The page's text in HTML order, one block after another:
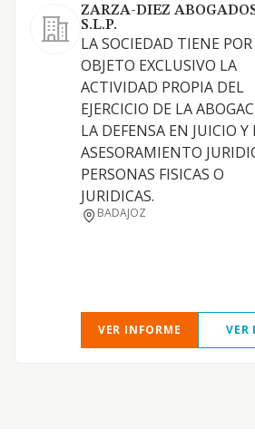
ZARZA-DIEZ
S.L.P.
LA SOCIEDAD TIENE POR
OBJETO EXCLUSIVO LA
ACTIVIDAD PROPIA DEL
EJERCICIO DE LA
LA DEFENSA EN JUICIO Y
ASESORAMIENTO
PERSONAS FISICAS O
JURIDICAS.
BADAJOZ
VER INFORME VER